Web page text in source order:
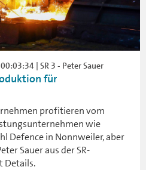
| SR 3 - Peter Sauer
für
profitieren vom
wie
Defence in Nonnweiler, aber
Sauer aus der SR-
Details.